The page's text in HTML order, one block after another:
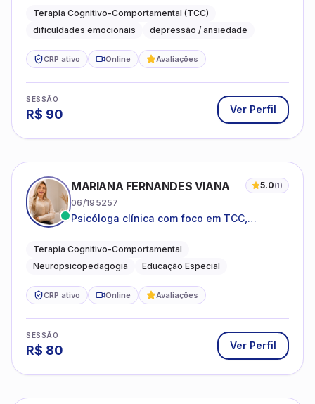
dificuldades do dia a dia
Terapia Cognitivo-Comportamental (TCC)
dificuldades emocionais
depressão / ansiedade
CRP ativo Online Avaliações
SESSÃO
R$ 90 Ver Perfil
MARIANA FERNANDES VIANA 5.0(1)
06/195257
Psicóloga clínica com foco em TCC,
do neurodesenvolvimento.
Terapia Cognitivo-Comportamental
Neuropsicopedagogia
Educação Especial
CRP ativo Online Avaliações
SESSÃO
R$ 80 Ver Perfil